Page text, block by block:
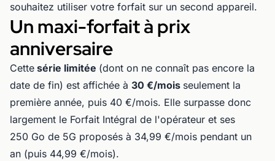
souhaitez utiliser votre forfait sur un second appareil.
Un maxi-forfait à prix
anniversaire
Cette série limitée (dont on ne connaît pas encore la
date de fin) est affichée à 30 €/mois seulement la
première année, puis 40 €/mois. Elle surpasse donc
largement le Forfait Intégral de l'opérateur et ses
250 Go de 5G proposés à 34,99 €/mois pendant un
an (puis 44,99 €/mois).